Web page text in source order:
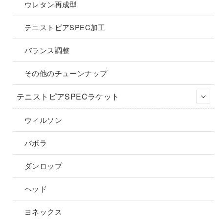
ウレタン再成型
テニストピアSPEC加工
バランス調整
その他のチューンナップ
テニストピアSPECラケット
ウィルソン
バボラ
ダンロップ
ヘッド
ヨネックス